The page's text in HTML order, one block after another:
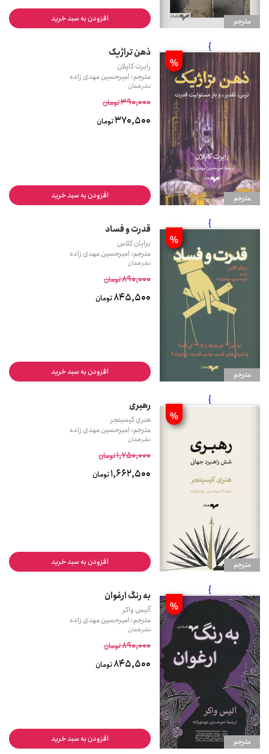
مترجم افزودن به سبد خرید
مترجم
}
%
ذهن تراژیک
رابرت کاپلان
مترجم: امیرحسین مهدی زاده
نشر همان
390,000تومان
370,500تومان
افزودن به سبد خرید
مترجم
}
%
قدرت و فساد
برایان کلاس
مترجم: امیرحسین مهدی زاده
نشر همان
890,000تومان
845,500تومان
افزودن به سبد خرید
مترجم
}
%
رهبری
هنری کیسینجر
مترجم: امیرحسین مهدی زاده
نشر همان
1,750,000تومان
1,662,500تومان
افزودن به سبد خرید
مترجم
}
%
به رنگ ارغوان
آلیس واکر
مترجم: امیرحسین مهدی زاده
نشر همان
890,000تومان
845,500تومان
افزودن به سبد خرید